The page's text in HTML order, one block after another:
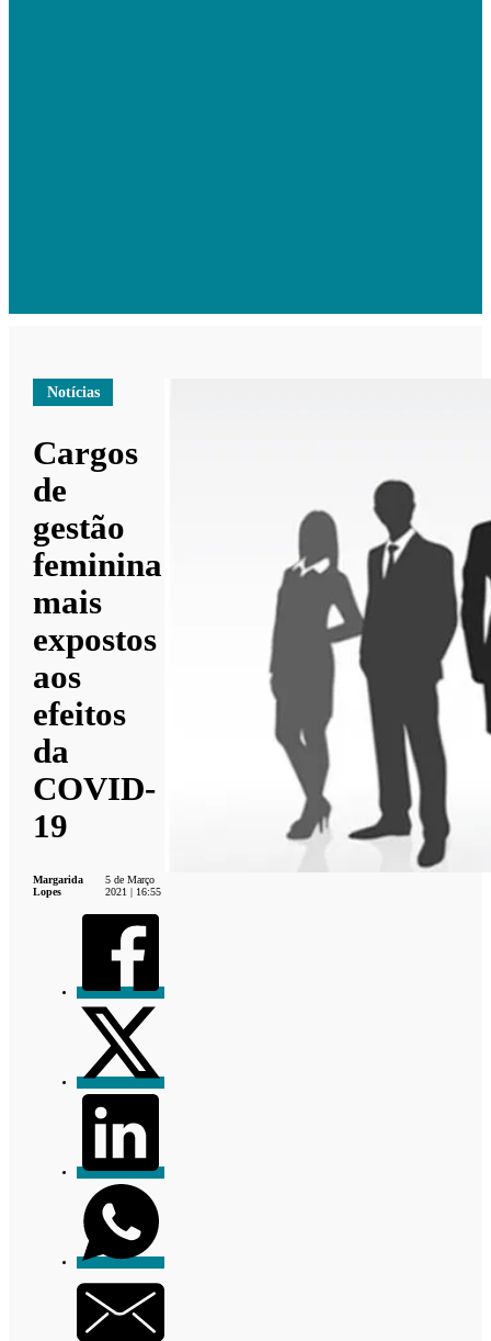
Notícias
Cargos
de
gestão
feminina
mais
expostos
aos
efeitos
da
COVID-
19
Margarida
Lopes
5 de Março
2021 | 16:55